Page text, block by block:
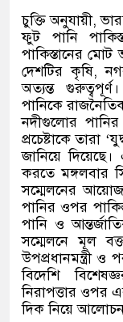
চুক্তি অনুযায়ী,
ফুট পানি
পাকিস্তানের মোট
দেশটির কৃষি,
অত্যন্ত
পানিকে রাজনৈতিক
নদীগুলোর পানির
প্রচেষ্টাকে তারা‘
জানিয়ে
করতে মঙ্গলবার
সম্মেলনের
পানির ওপর
পানি ও
সম্মেলনে মূল
উপপ্রধানমন্ত্রী ও
বিদেশি
নিরাপত্তার ওপর
দিক নিয়ে